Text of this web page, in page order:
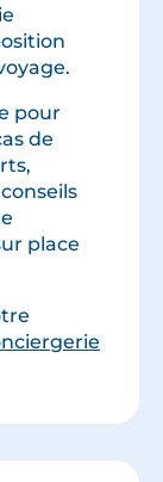
pour
de
place